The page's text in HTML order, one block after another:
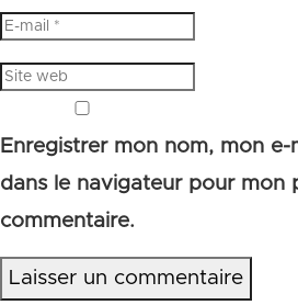
Enregistrer mon nom, mon
dans le navigateur pour mon
commentaire.
Laisser un commentaire